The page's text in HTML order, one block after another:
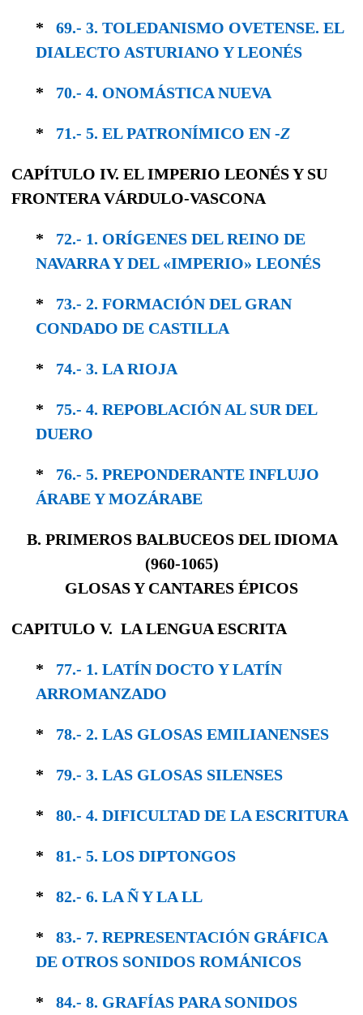
* 69.- 3. TOLEDANISMO OVETENSE. EL
DIALEC­TO ASTURIANO Y LEONÉS
* 70.- 4. ONOMÁSTICA NUEVA
* 71.- 5. EL PATRONÍMICO EN -Z
CAPÍTULO IV. EL IMPERIO LEONÉS Y SU
FRONTERA VÁRDULO-VASCONA
* 72.- 1. ORÍGENES DEL REINO DE
NAVARRA Y DEL «IMPERIO» LEONÉS
* 73.- 2. FORMACIÓN DEL GRAN
CONDADO DE CASTILLA
* 74.- 3. LA RIOJA
* 75.- 4. REPOBLACIÓN AL SUR DEL
DUERO
* 76.- 5. PREPONDERANTE INFLUJO
ÁRABE Y MOZÁRABE
B. PRIMEROS BALBUCEOS DEL IDIOMA
(960-1065)
GLOSAS Y CANTARES ÉPICOS
CAPITULO V. LA LENGUA ESCRITA
* 77.- 1. LATÍN DOCTO Y LATÍN
ARROMANZADO
* 78.- 2. LAS GLOSAS EMILIANENSES
* 79.- 3. LAS GLOSAS SILENSES
* 80.- 4. DIFICULTAD DE LA ESCRITURA
* 81.- 5. LOS DIPTONGOS
* 82.- 6. LA Ñ Y LA LL
* 83.- 7. REPRESENTACIÓN GRÁFICA
DE OTROS SONIDOS ROMÁNICOS
* 84.- 8. GRAFÍAS PARA SONIDOS